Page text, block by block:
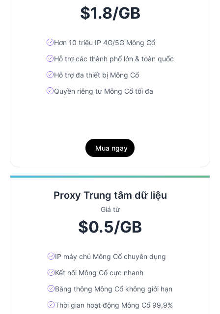
$1.8/GB
Hơn 10 triệu IP 4G/5G Mông Cổ
Hỗ trợ các thành phố lớn & toàn quốc
Hỗ trợ đa thiết bị Mông Cổ
Quyền riêng tư Mông Cổ tối đa
Mua ngay
Proxy Trung tâm dữ liệu
Giá từ
$0.5/GB
IP máy chủ Mông Cổ chuyên dụng
Kết nối Mông Cổ cực nhanh
Băng thông Mông Cổ không giới hạn
Thời gian hoạt động Mông Cổ 99,9%